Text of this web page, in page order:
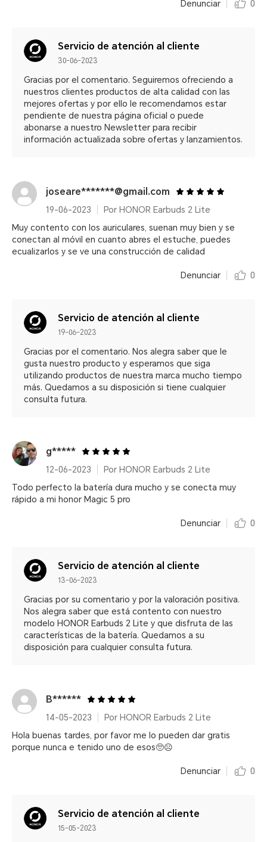
Denunciar 0
Servicio de atención al cliente
30-06-2023
Gracias por el comentario. Seguiremos ofreciendo a
nuestros clientes productos de alta calidad con las
mejores ofertas y por ello le recomendamos estar
pendiente de nuestra página oficial o puede
abonarse a nuestro Newsletter para recibir
información actualizada sobre ofertas y lanzamientos.
joseare*******@gmail.com
19-06-2023
Por HONOR Earbuds 2 Lite
Muy contento con los auriculares, suenan muy bien y se
conectan al móvil en cuanto abres el estuche, puedes
ecualizarlos y se ve una construcción de calidad
Denunciar 0
Servicio de atención al cliente
19-06-2023
Gracias por el comentario. Nos alegra saber que le
gusta nuestro producto y esperamos que siga
utilizando productos de nuestra marca mucho tiempo
más. Quedamos a su disposición si tiene cualquier
consulta futura.
g*****
12-06-2023
Por HONOR Earbuds 2 Lite
Todo perfecto la batería dura mucho y se conecta muy
rápido a mi honor Magic 5 pro
Denunciar 0
Servicio de atención al cliente
13-06-2023
Gracias por su comentario y por la valoración positiva.
Nos alegra saber que está contento con nuestro
modelo HONOR Earbuds 2 Lite y que disfruta de las
características de la batería. Quedamos a su
disposición para cualquier consulta futura.
B******
14-05-2023
Por HONOR Earbuds 2 Lite
Hola buenas tardes, por favor me lo pueden dar gratis
porque nunca e tenido uno de esos🥺☹️
Denunciar 0
Servicio de atención al cliente
15-05-2023